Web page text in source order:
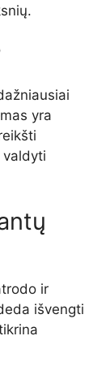
yra
ir
išvengti